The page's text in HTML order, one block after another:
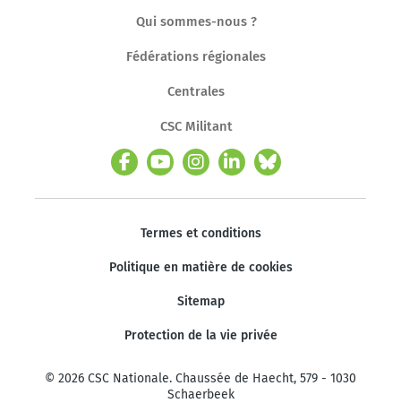
Qui sommes-nous ?
Fédérations régionales
Centrales
CSC Militant
Termes et conditions
Politique en matière de cookies
Sitemap
Protection de la vie privée
© 2026 CSC Nationale. Chaussée de Haecht, 579 - 1030
Schaerbeek